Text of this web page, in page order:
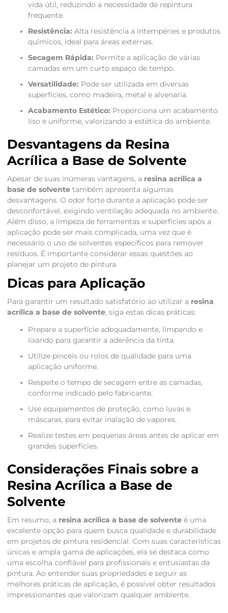
vida útil, reduzindo a necessidade de repintura
frequente.
Resistência: Alta resistência a intempéries e produtos
químicos, ideal para áreas externas.
Secagem Rápida: Permite a aplicação de várias
camadas em um curto espaço de tempo.
Versatilidade: Pode ser utilizada em diversas
superfícies, como madeira, metal e alvenaria.
Acabamento Estético: Proporciona um acabamento
liso e uniforme, valorizando a estética do ambiente.
Desvantagens da Resina
Acrílica a Base de Solvente
Apesar de suas inúmeras vantagens, a resina acrílica a
base de solventetambém apresenta algumas
desvantagens. O odor forte durante a aplicação pode ser
desconfortável, exigindo ventilação adequada no ambiente.
Além disso, a limpeza de ferramentas e superfícies após a
aplicação pode ser mais complicada, uma vez que é
necessário o uso de solventes específicos para remover
resíduos. É importante considerar essas questões ao
planejar um projeto de pintura.
Dicas para Aplicação
Para garantir um resultado satisfatório ao utilizar a resina
acrílica a base de solvente, siga estas dicas práticas:
Prepare a superfície adequadamente, limpando e
lixando para garantir a aderência da tinta.
Utilize pincéis ou rolos de qualidade para uma
aplicação uniforme.
Respeite o tempo de secagem entre as camadas,
conforme indicado pelo fabricante.
Use equipamentos de proteção, como luvas e
máscaras, para evitar inalação de vapores.
Realize testes em pequenas áreas antes de aplicar em
grandes superfícies.
Considerações Finais sobre a
Resina Acrílica a Base de
Solvente
Em resumo, a resina acrílica a base de solventeé uma
excelente opção para quem busca qualidade e durabilidade
em projetos de pintura residencial. Com suas características
únicas e ampla gama de aplicações, ela se destaca como
uma escolha confiável para profissionais e entusiastas da
pintura. Ao entender suas propriedades e seguir as
melhores práticas de aplicação, é possível obter resultados
impressionantes que valorizam qualquer ambiente.